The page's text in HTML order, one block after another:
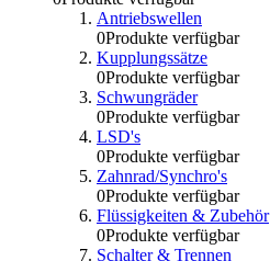
Antriebswellen
0Produkte verfügbar
Kupplungssätze
0Produkte verfügbar
Schwungräder
0Produkte verfügbar
LSD's
0Produkte verfügbar
Zahnrad/Synchro's
0Produkte verfügbar
Flüssigkeiten & Zubehör
0Produkte verfügbar
Schalter & Trennen